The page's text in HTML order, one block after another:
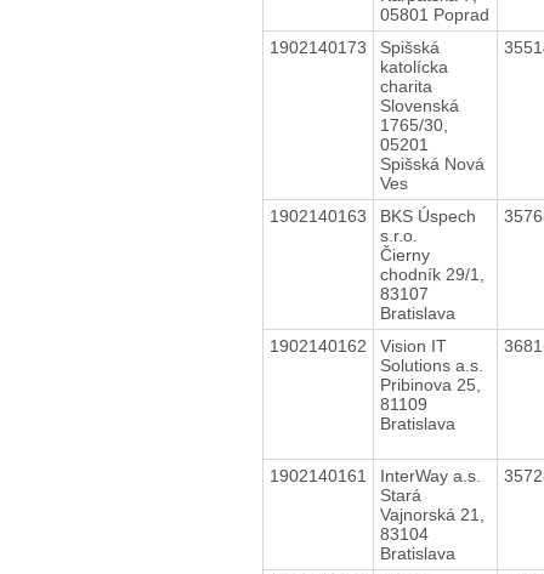
05801 Poprad
1902140173
Spišská
katolícka
charita
Slovenská
1765/30,
05201
Spišská Nová
Ves
1902140163
BKS Úspech
s.r.o.
Čierny
chodník 29/1,
83107
Bratislava
1902140162
Vision IT
Solutions a.s.
Pribinova 25,
81109
Bratislava
1902140161
InterWay a.s.
Stará
Vajnorská 21,
83104
Bratislava